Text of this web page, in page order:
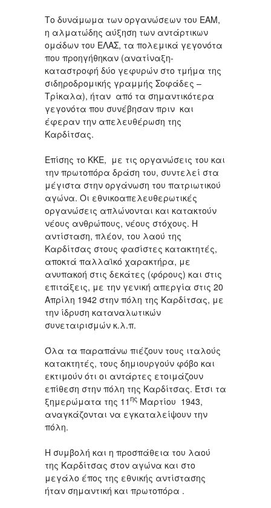
Το δυνάμωμα των οργανώσεων του ΕΑΜ,
η αλματώδης αύξηση των αντάρτικων
ομάδων του ΕΛΑΣ, τα πολεμικά γεγονότα
που προηγήθηκαν (ανατίναξη-
καταστροφή δύο γεφυρών στο τμήμα της
σιδηροδρομικής γραμμής Σοφάδες –
Τρίκαλα), ήταν από τα σημαντικότερα
γεγονότα που συνέβησαν πριν και
έφεραν την απελευθέρωση της
Καρδίτσας.
Επίσης το ΚΚΕ, με τις οργανώσεις του και
την πρωτοπόρα δράση του, συντελεί στα
μέγιστα στην οργάνωση του πατριωτικού
αγώνα. Οι εθνικοαπελευθερωτικές
οργανώσεις απλώνονται και κατακτούν
νέους ανθρώπους, νέους στόχους. Η
αντίσταση, πλέον, του λαού της
Καρδίτσας στους φασίστες κατακτητές,
αποκτά παλλαϊκό χαρακτήρα, με
ανυπακοή στις δεκάτες (φόρους) και στις
επιτάξεις, με την γενική απεργία στις 20
Απρίλη 1942 στην πόλη της Καρδίτσας, με
την ίδρυση καταναλωτικών
συνεταιρισμών κ.λ.π.
Όλα τα παραπάνω πιέζουν τους ιταλούς
κατακτητές, τους δημιουργούν φόβο και
εκτιμούν ότι οι αντάρτες ετοιμάζουν
επίθεση στην πόλη της Καρδίτσας. Έτσι τα
ξημερώματα της 11ης Μαρτίου 1943,
αναγκάζονται να εγκαταλείψουν την
πόλη.
Η συμβολή και η προσπάθεια του λαού
της Καρδίτσας στον αγώνα και στο
μεγάλο έπος της εθνικής αντίστασης
ήταν σημαντική και πρωτοπόρα .